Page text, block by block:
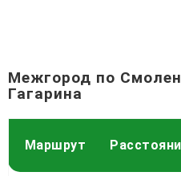
Межгород по
Гагарина
Маршрут